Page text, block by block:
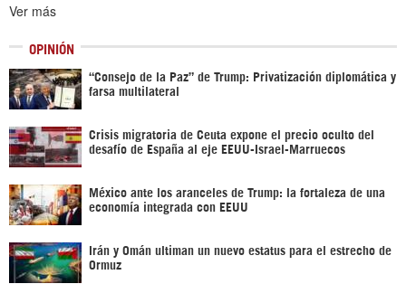
Ver más
OPINIÓN
“Consejo de la Paz” de Trump: Privatización diplomática y
farsa multilateral
Crisis migratoria de Ceuta expone el precio oculto del
desafío de España al eje EEUU-Israel-Marruecos
México ante los aranceles de Trump: la fortaleza de una
economía integrada con EEUU
Irán y Omán ultiman un nuevo estatus para el estrecho de
Ormuz